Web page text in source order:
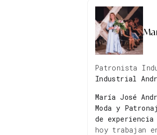
Patronista
Industrial
María José
Moda y
de experiencia
hoy trabajan